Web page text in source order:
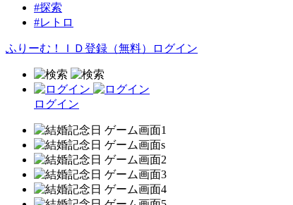
#探索
#レトロ
ふりーむ！ＩＤ登録（無料） ログイン
ログイン